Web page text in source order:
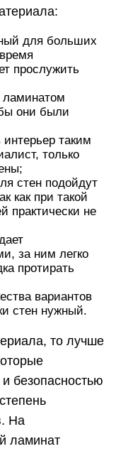
для больших
прослужить
ламинатом
они были
таким
только
стен подойдут
как при такой
практически не
за ним легко
протирать
вариантов
стен нужный.
то лучше
безопасностью
На
ламинат